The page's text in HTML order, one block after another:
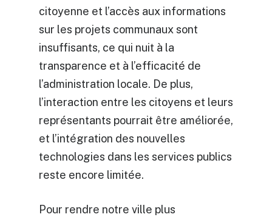
citoyenne et l’accès aux informations
sur les projets communaux sont
insuffisants, ce qui nuit à la
transparence et à l’efficacité de
l’administration locale. De plus,
l’interaction entre les citoyens et leurs
représentants pourrait être améliorée,
et l’intégration des nouvelles
technologies dans les services publics
reste encore limitée.
Pour rendre notre ville plus